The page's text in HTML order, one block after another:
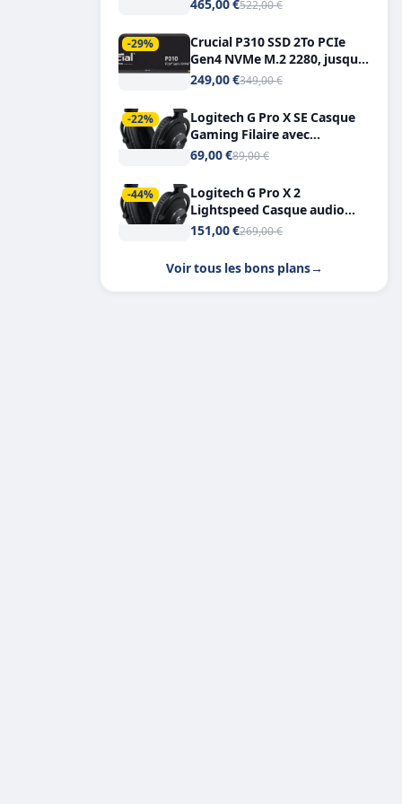
465,00 €522,00 €
-29%
Crucial P310 SSD 2To PCIe
Gen4 NVMe M.2 2280, jusqu’à
7.100 Mo/s
249,00 €349,00 €
-22%
Logitech G Pro X SE Casque
Gaming Filaire avec
Microphone Micro
7.1
69,00 €89,00 €
-44%
Logitech G Pro X 2
Lightspeed Casque audio
bluetooth
151,00 €269,00 €
Voir tous les bons plans→